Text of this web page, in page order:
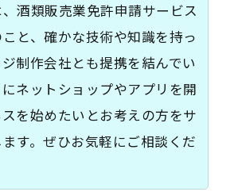
酒類販売業免許申請サービス
と、確かな技術や知識を持っ
制作会社とも提携を結んでい
ネットショップやアプリを開
を始めたいとお考えの方をサ
す。ぜひお気軽にご相談くだ